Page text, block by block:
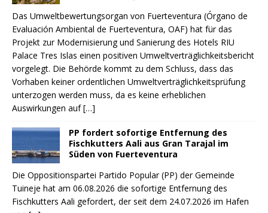
Das Umweltbewertungsorgan von Fuerteventura (Órgano de
Evaluación Ambiental de Fuerteventura, OAF) hat für das
Projekt zur Modernisierung und Sanierung des Hotels RIU
Palace Tres Islas einen positiven Umweltverträglichkeitsbericht
vorgelegt. Die Behörde kommt zu dem Schluss, dass das
Vorhaben keiner ordentlichen Umweltverträglichkeitsprüfung
unterzogen werden muss, da es keine erheblichen
Auswirkungen auf[…]
PP fordert sofortige Entfernung des
Fischkutters Aali aus Gran Tarajal im
Süden von Fuerteventura
Die Oppositionspartei Partido Popular (PP) der Gemeinde
Tuineje hat am 06.08.2026 die sofortige Entfernung des
Fischkutters Aali gefordert, der seit dem 24.07.2026 im Hafen